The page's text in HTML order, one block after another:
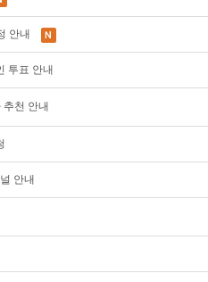
안내
투표 안내
천 안내
안내